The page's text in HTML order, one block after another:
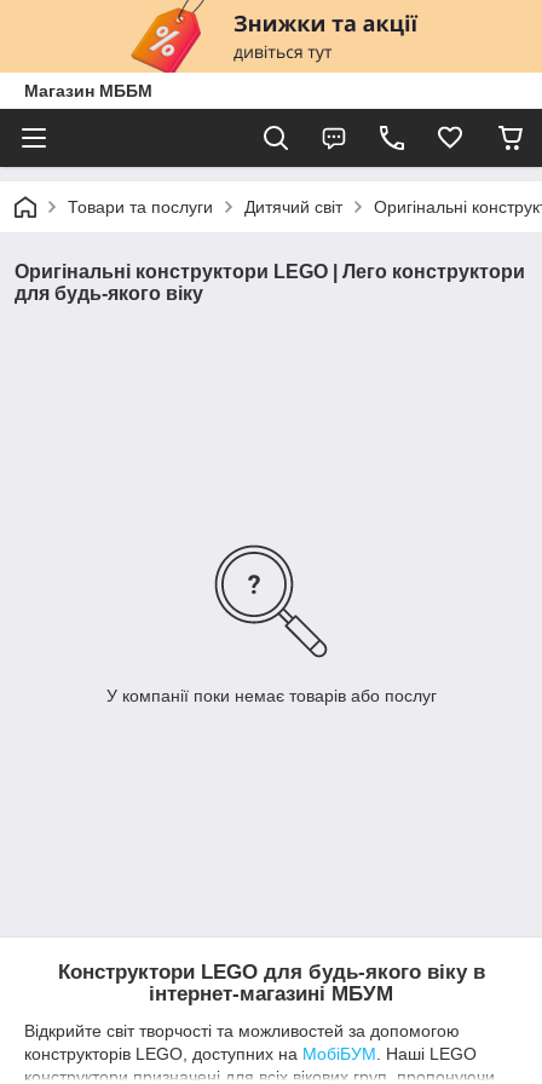
Магазин МББМ
Товари та послуги Дитячий світ Оригінальні
Оригінальні конструктори LEGO | Лего конструктори
для будь-якого віку
У компанії поки немає товарів або послуг
Конструктори LEGO для будь-якого віку в
інтернет-магазині МБУМ
Відкрийте світ творчості та можливостей за допомогою
конструкторів LEGO, доступних на МобіБУМ. Наші LEGO
конструктори призначені для всіх вікових груп, пропонуючи